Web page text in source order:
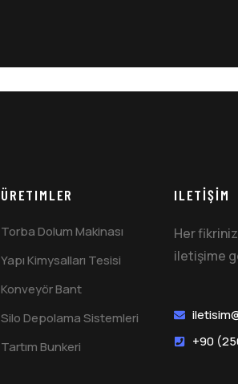
ÜRETIMLER
Torba Dolum Makinası
Yapı Kimysalları Tesisi
Konveyör Bant
Silo Depolama Sistemleri
Tartım Bunkeri
ILETİŞİM
Her
iletişime
+90